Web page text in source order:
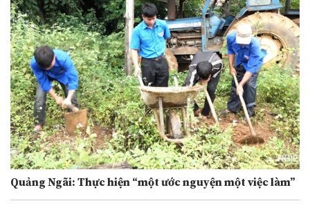
Quảng Ngãi: Thực hiện “một ước nguyện một việc làm”